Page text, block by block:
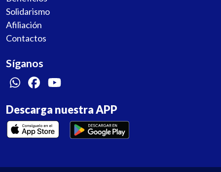
Solidarismo
Afiliación
Contactos
Síganos
Descarga nuestra APP